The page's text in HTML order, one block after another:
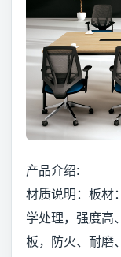
产品介绍:
材质说明：板材
学处理，强度高
板，防火、耐磨